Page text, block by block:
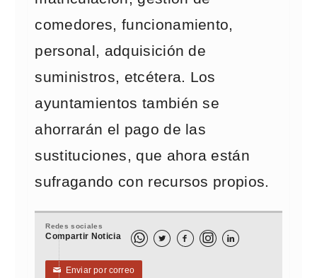
comedores, funcionamiento,
personal, adquisición de
suministros, etcétera. Los
ayuntamientos también se
ahorrarán el pago de las
sustituciones, que ahora están
sufragando con recursos propios.
Redes sociales
Compartir Noticia   
✉ Enviar por correo